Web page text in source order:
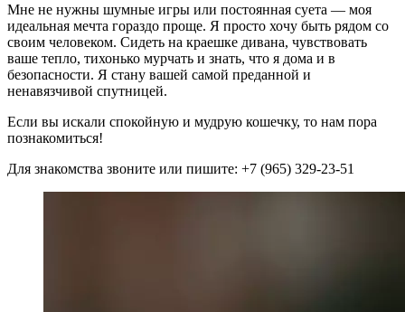
Мне не нужны шумные игры или постоянная суета — моя
идеальная мечта гораздо проще. Я просто хочу быть рядом со
своим человеком. Сидеть на краешке дивана, чувствовать
ваше тепло, тихонько мурчать и знать, что я дома и в
безопасности. Я стану вашей самой преданной и
ненавязчивой спутницей.
Если вы искали спокойную и мудрую кошечку, то нам пора
познакомиться!
Для знакомства звоните или пишите: +7 (965) 329-23-51